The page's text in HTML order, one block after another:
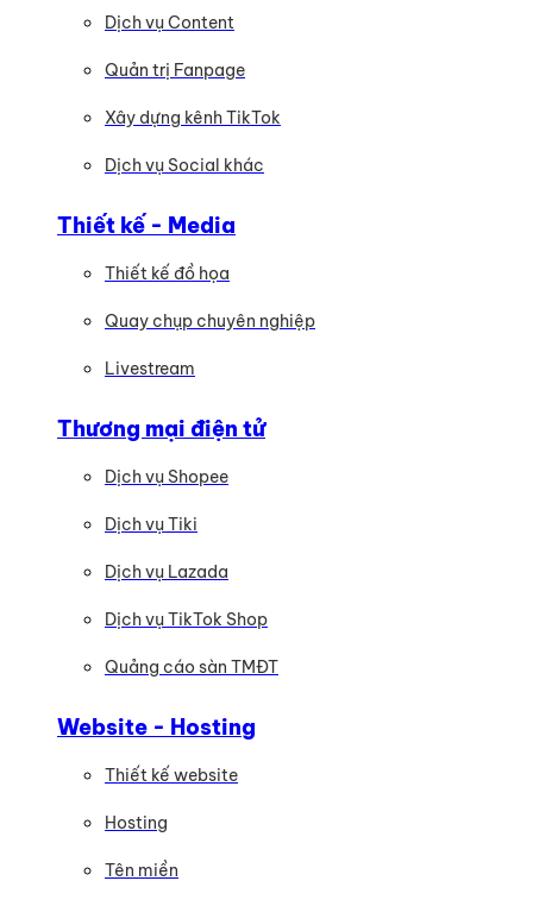
Dịch vụ Content
Quản trị Fanpage
Xây dựng kênh TikTok
Dịch vụ Social khác
Thiết kế - Media
Thiết kế đồ họa
Quay chụp chuyên nghiệp
Livestream
Thương mại điện tử
Dịch vụ Shopee
Dịch vụ Tiki
Dịch vụ Lazada
Dịch vụ TikTok Shop
Quảng cáo sàn TMĐT
Website - Hosting
Thiết kế website
Hosting
Tên miền